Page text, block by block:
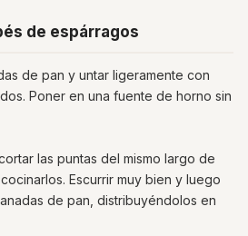
de espárragos
de pan y untar ligeramente con
Poner en una fuente de horno sin
las puntas del mismo largo de
Escurrir muy bien y luego
de pan, distribuyéndolos en